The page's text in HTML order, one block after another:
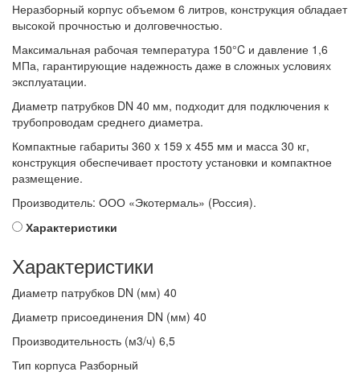
Неразборный корпус объемом 6 литров, конструкция обладает
высокой прочностью и долговечностью.
Максимальная рабочая температура 150°C и давление 1,6
МПа, гарантирующие надежность даже в сложных условиях
эксплуатации.
Диаметр патрубков DN 40 мм, подходит для подключения к
трубопроводам среднего диаметра.
Компактные габариты 360 x 159 x 455 мм и масса 30 кг,
конструкция обеспечивает простоту установки и компактное
размещение.
Производитель: ООО «Экотермаль» (Россия).
Характеристики
Характеристики
Диаметр патрубков DN (мм) 40
Диаметр присоединения DN (мм) 40
Производительность (м3/ч) 6,5
Тип корпуса Разборный